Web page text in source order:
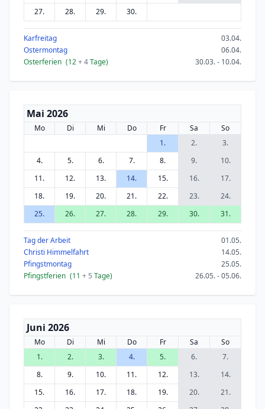
27.
28. 29. 30.
Karfreitag
03.04.
Ostermontag
06.04.
Osterferien (12+ 4Tage) 30.03. - 10.04.
Mai 2026
Mo Di Mi Do Fr Sa
So
1.
2.
3.
4.
5. 6. 7. 8. 9.
10.
11.
12. 13. 14. 15. 16.
17.
18.
19. 20. 21. 22. 23.
24.
25.
26. 27. 28. 29. 30. 31.
Tag der Arbeit
01.05.
Christi Himmelfahrt
14.05.
Pfingstmontag
25.05.
Pfingstferien (11 + 5 Tage) 26.05. - 05.06.
Juni 2026
Mo Di Mi Do Fr Sa
So
1.
2. 3. 4. 5. 6.
7.
8.
9. 10. 11. 12. 13.
14.
15.
16. 17. 18. 19. 20.
21.